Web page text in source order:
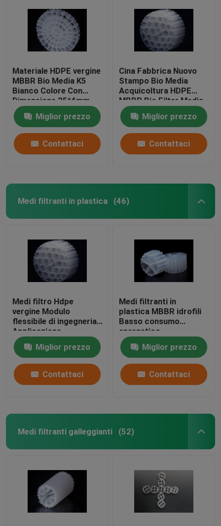
Materiale HDPE vergine
MBBR Bio Media K5
Bianco Colore Con
Dimensione 25*4mm
Per attrezzature IFAS
Miglior prezzo
Contattaci
Cina Fabbrica Nuovo
Stampo Bio Media
Acquicoltura HDPE
MBBR Bio Filter Media
Biomassa Portatore
Media galleggiante
Miglior prezzo
Contattaci
Medi filtranti in plastica (46)
Medi filtro Hdpe
vergine Modulo
flessibile di ingegneria
Applicazione
Resistenza agli urti
Miglior prezzo
Contattaci
Medi filtranti in
plastica MBBR idrofili
Basso consumo
energetico
Miglior prezzo
Contattaci
Medi filtranti galleggianti (52)